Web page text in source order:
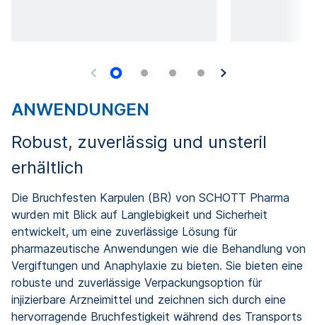
ANWENDUNGEN
Robust, zuverlässig und unsteril
erhältlich
Die Bruchfesten Karpulen (BR) von SCHOTT Pharma
wurden mit Blick auf Langlebigkeit und Sicherheit
entwickelt, um eine zuverlässige Lösung für
pharmazeutische Anwendungen wie die Behandlung von
Vergiftungen und Anaphylaxie zu bieten. Sie bieten eine
robuste und zuverlässige Verpackungsoption für
injizierbare Arzneimittel und zeichnen sich durch eine
hervorragende Bruchfestigkeit während des Transports